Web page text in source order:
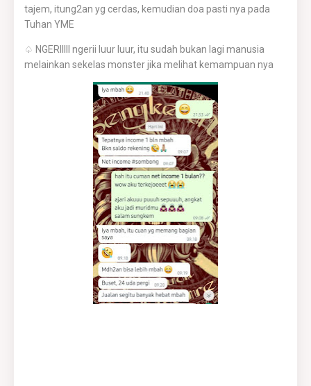
tajem, itung2an yg cerdas, kemudian doa pasti nya pada
Tuhan YME
♤ NGERIIIII ngerii luur luur, itu sudah bukan lagi manusia
melainkan sekelas monster jika melihat kemampuan nya